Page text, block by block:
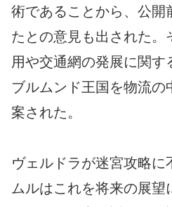
術であることから、公開
たとの意見も出された。
用や交通網の発展に関す
ブルムンド王国を物流の
案された。
ヴェルドラが迷宮攻略に
ムルはこれを将来の展望